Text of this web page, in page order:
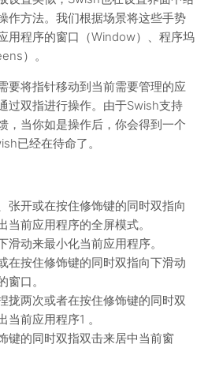
作方法。我们根据场景将这些手势
用程序的窗口（Window）、程序坞
）。
要将指针移动到当前需要管理的应
过双指进行操作。由于Swish支持
，当你如是操作后，你会得到一个
已经在待命了。
张开或在按住修饰键的同时双指向
当前应用程序的全屏模式。
滑动来最小化当前应用程序。
在按住修饰键的同时双指向下滑动
口。
拢两次或者在按住修饰键的同时双
前应用程序1 。
键的同时双指双击来居中当前窗